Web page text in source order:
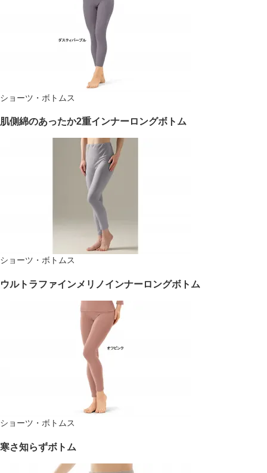
ショーツ・ボトムス
肌側綿のあったか2重インナーロングボトム
ショーツ・ボトムス
ウルトラファインメリノインナーロングボトム
ショーツ・ボトムス
寒さ知らずボトム